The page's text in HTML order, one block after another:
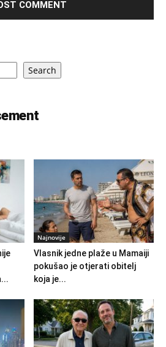
Search
Najnovije
Vlasnik jedne plaže u Mamaiji
pokušao je otjerati obitelj
koja je...